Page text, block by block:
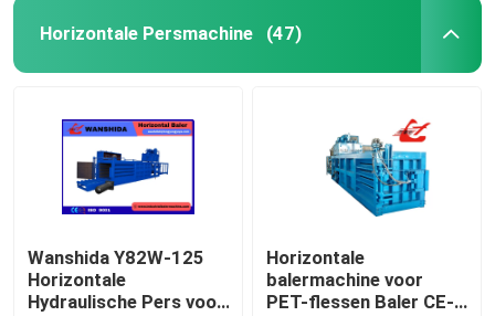
Horizontale Persmachine (47)
Wanshida Y82W-125
Horizontale
Hydraulische Pers voor
Horizontale
balermachine voor
PET-flessen Baler CE-